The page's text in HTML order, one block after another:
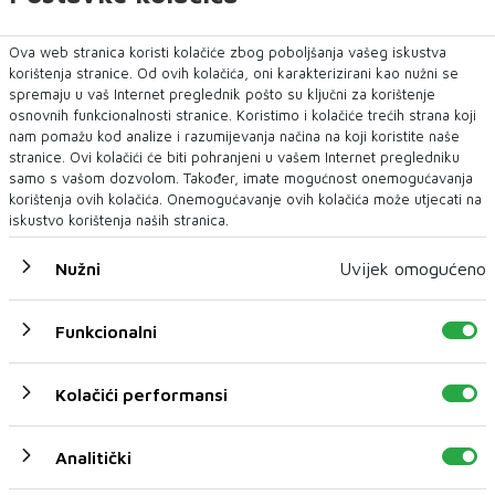
Ova web stranica koristi kolačiće zbog poboljšanja vašeg iskustva
korištenja stranice. Od ovih kolačića, oni karakterizirani kao nužni se
spremaju u vaš Internet preglednik pošto su ključni za korištenje
osnovnih funkcionalnosti stranice. Koristimo i kolačiće trećih strana koji
nam pomažu kod analize i razumijevanja načina na koji koristite naše
stranice. Ovi kolačići će biti pohranjeni u vašem Internet pregledniku
samo s vašom dozvolom. Također, imate mogućnost onemogućavanja
korištenja ovih kolačića. Onemogućavanje ovih kolačića može utjecati na
iskustvo korištenja naših stranica.
Nužni Uvijek omogućeno
Funkcionalni
Kolačići performansi
Analitički